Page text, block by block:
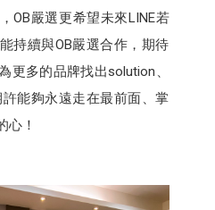
OB嚴選更希望未來LINE若
持續與OB嚴選合作，期待
更多的品牌找出solution、
能夠永遠走在最前面、掌
心！